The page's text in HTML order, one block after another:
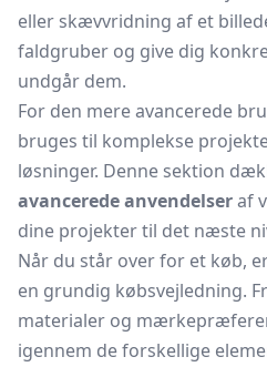
eller skævvridning af et
faldgruber og give dig
undgår dem.
For den mere avancerede
bruges til komplekse
løsninger. Denne sektion
avancerede anvendelseraf
dine projekter til det næste
Når du står over for et køb,
en grundig købsvejledning.
materialer og
igennem de forskellige